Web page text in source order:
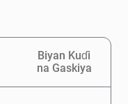
Biyan Kuɗi
na Gaskiya